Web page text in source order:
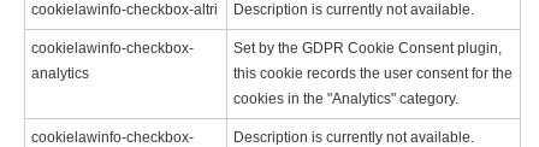
cookielawinfo-checkbox-altri Description is currently not available.
cookielawinfo-checkbox-
analytics
Set by the GDPR Cookie Consent plugin,
this cookie records the user consent for the
cookies in the "Analytics" category.
cookielawinfo-checkbox-
Description is currently not available.